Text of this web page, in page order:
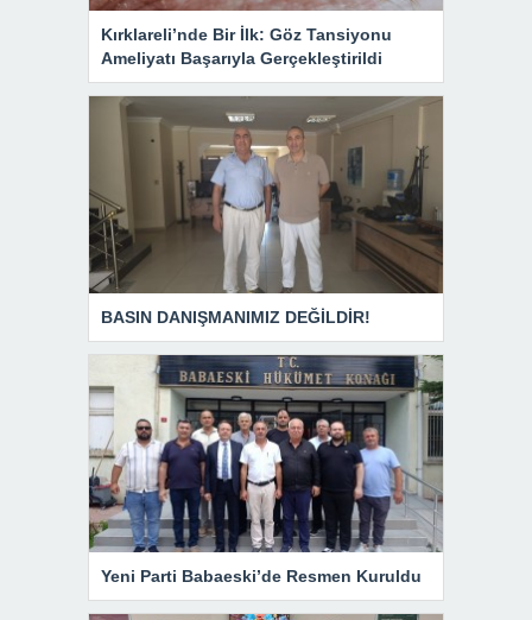
Kırklareli’nde Bir İlk: Göz Tansiyonu
Ameliyatı Başarıyla Gerçekleştirildi
BASIN DANIŞMANIMIZ DEĞİLDİR!
Yeni Parti Babaeski’de Resmen Kuruldu